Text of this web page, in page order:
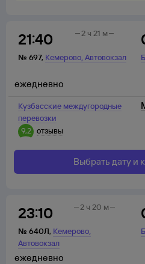
21:40
№ 697, Кемерово,Автовокзал
2 ч 21 м
Кузбасские междугородные
перевозки
9,2 отзывы
ежедневно
Выбрать дату и
23:10
№ 640Л, Кемерово,
Автовокзал
2 ч 20 м
ежедневно